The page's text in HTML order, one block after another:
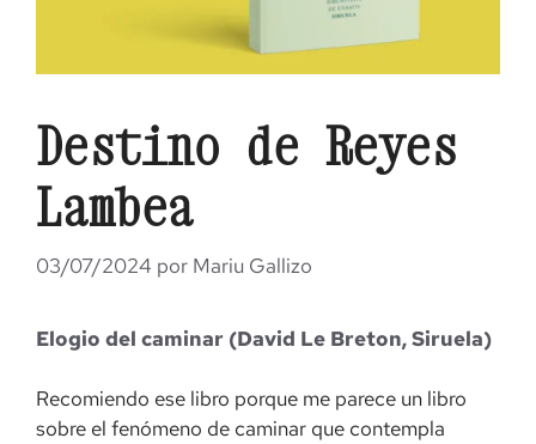
Destino de Reyes
Lambea
03/07/2024 por Mariu Gallizo
Elogio del caminar (David Le Breton, Siruela)
Recomiendo ese libro porque me parece un libro
sobre el fenómeno de caminar que contempla